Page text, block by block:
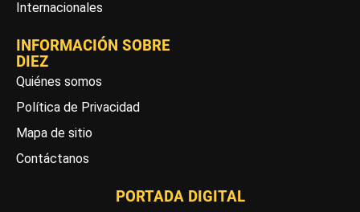
Internacionales
INFORMACIÓN SOBRE
DIEZ
Quiénes somos
Política de Privacidad
Mapa de sitio
Contáctanos
PORTADA DIGITAL